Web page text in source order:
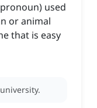
used
or animal
that is easy